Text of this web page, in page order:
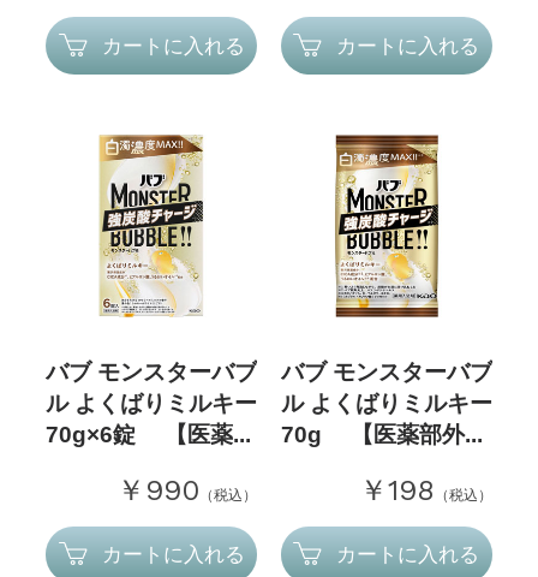
カートに入れる カートに入れる
バブ モンスターバブ
ル よくばりミルキー
70g×6錠 【医薬...
￥990 （税込）
カートに入れる
バブ モンスターバブ
ル よくばりミルキー
70g 【医薬部外...
￥198 （税込）
カートに入れる